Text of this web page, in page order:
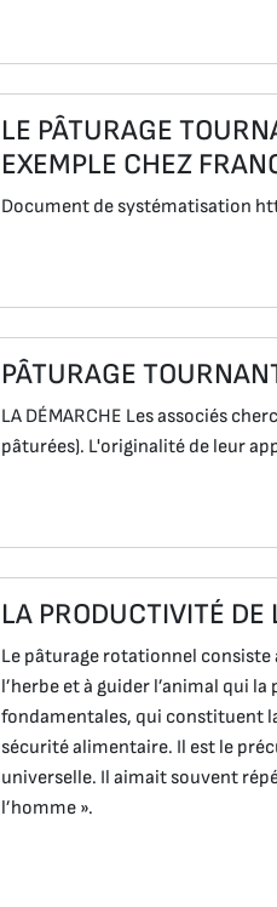
LE PÂTURAGE
EXEMPLE CHEZ
Document de systématisation
PÂTURAGE
LA DÉMARCHE Les associés
pâturées). L'originalité de leur
LA PRODUCTIVITÉ DE
Le pâturage rotationnel consiste
l’herbe et à guider l’animal qui
fondamentales, qui constituent
sécurité alimentaire. Il est le
universelle. Il aimait souvent
l’homme ».